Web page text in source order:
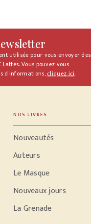
utilisée pour vous envoyer des
Vous pouvez vous
d’informations,cliquez ici.
NOS LIVRES
Nouveautés
Auteurs
Le Masque
Nouveaux jours
La Grenade